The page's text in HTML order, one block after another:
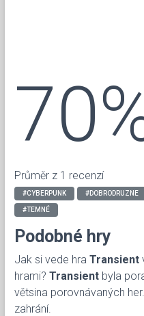
Průměr z 1 recenzí
#CYBERPUNK #DOBRODRUZNE
#TEMNÉ
Podobné hry
Jak si vede hra Transient
hrami? Transient byla
větsina porovnávaných
zahrání.